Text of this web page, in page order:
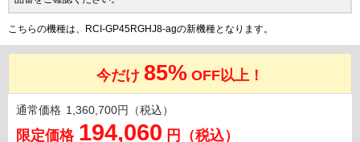
こちらの機種は、RCI-GP45RGHJ8-agの新機種となります。
今だけ 85% OFF以上！
通常価格 1,360,700円（税込）
限定価格 194,060 円（税込）